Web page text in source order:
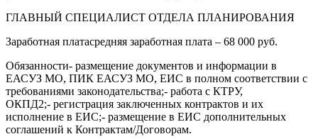
ГЛАВНЫЙ СПЕЦИАЛИСТ ОТДЕЛА ПЛАНИРОВАНИЯ
Заработная платасредняя заработная плата – 68 000 руб.
Обязанности- размещение документов и информации в
ЕАСУЗ МО, ПИК ЕАСУЗ МО, ЕИС в полном соответствии с
требованиями законодательства;- работа с КТРУ,
ОКПД2;- регистрация заключенных контрактов и их
исполнение в ЕИС;- размещение в ЕИС дополнительных
соглашений к Контрактам/Договорам.